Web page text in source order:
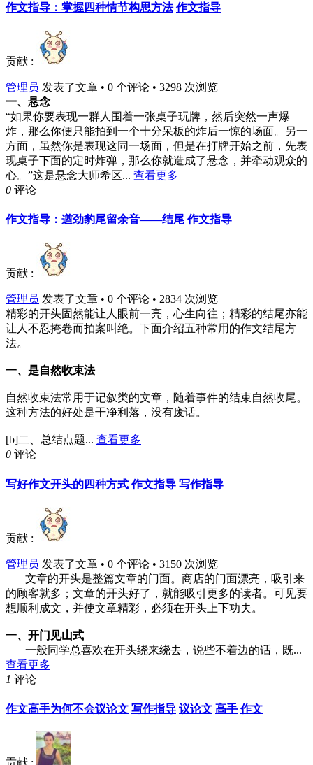
作文指导：掌握四种情节构思方法 作文指导
贡献 :
管理员 发表了文章 • 0 个评论 • 3298 次浏览
一、悬念
“如果你要表现一群人围着一张桌子玩牌，然后突然一声爆
炸，那么你便只能拍到一个十分呆板的炸后一惊的场面。另一
方面，虽然你是表现这同一场面，但是在打牌开始之前，先表
现桌子下面的定时炸弹，那么你就造成了悬念，并牵动观众的
心。”这是悬念大师希区... 查看更多
0 评论
作文指导：遒劲豹尾留余音——结尾 作文指导
贡献 :
管理员 发表了文章 • 0 个评论 • 2834 次浏览
精彩的开头固然能让人眼前一亮，心生向往；精彩的结尾亦能
让人不忍掩卷而拍案叫绝。下面介绍五种常用的作文结尾方
法。
一、是自然收束法
自然收束法常用于记叙类的文章，随着事件的结束自然收尾。
这种方法的好处是干净利落，没有废话。
[b]二、总结点题... 查看更多
0 评论
写好作文开头的四种方式 作文指导 写作指导
贡献 :
管理员 发表了文章 • 0 个评论 • 3150 次浏览
文章的开头是整篇文章的门面。商店的门面漂亮，吸引来
的顾客就多；文章的开头好了，就能吸引更多的读者。可见要
想顺利成文，并使文章精彩，必须在开头上下功夫。
一、开门见山式
一般同学总喜欢在开头绕来绕去，说些不着边的话，既...
查看更多
1 评论
作文高手为何不会议论文 写作指导 议论文 高手 作文